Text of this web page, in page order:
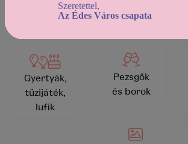
Gyertyák,
tűzijáték,
lufik
Pezsgők
és borok
Szeretettel,
Az Édes Város csapata